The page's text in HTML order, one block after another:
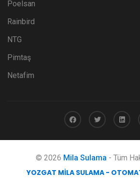
Poelsan
Rainbird
NTG
Pimtaş
Netafim
© 2026 Mila Sulama - Tüm
YOZGAT MILA SULAMA -